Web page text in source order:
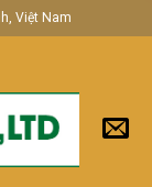
Việt Nam